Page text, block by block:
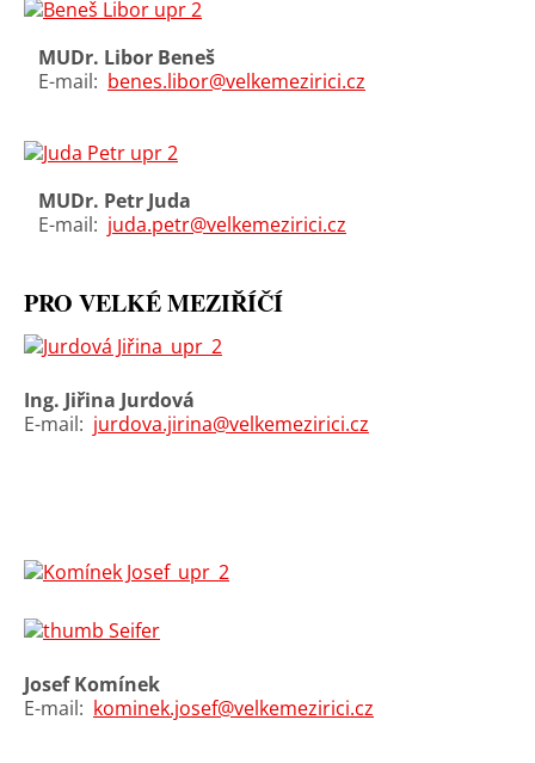
MUDr. Libor Beneš
E-mail: benes.libor@velkemezirici.cz
MUDr. Petr Juda
E-mail: juda.petr@velkemezirici.cz
PRO VELKÉ MEZIŘÍČÍ
Ing. Jiřina Jurdová
E-mail: jurdova.jirina@velkemezirici.cz
Josef Komínek
E-mail: kominek.josef@velkemezirici.cz